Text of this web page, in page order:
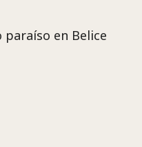
paraíso en Belice